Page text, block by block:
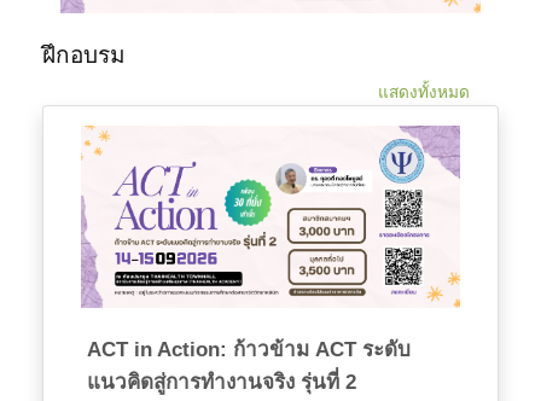
ฝึกอบรม
แสดงทั้งหมด
ACT in Action: ก้าวข้าม ACT ระดับ
แนวคิดสู่การทำงานจริง รุ่นที่ 2